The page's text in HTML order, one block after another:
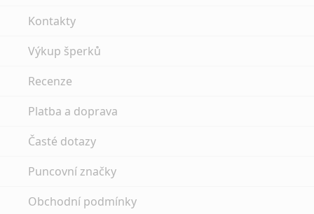
Kontakty
Výkup šperků
Recenze
Platba a doprava
Časté dotazy
Puncovní značky
Obchodní podmínky